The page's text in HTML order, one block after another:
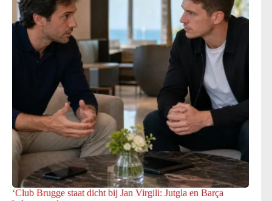
‘Club Brugge staat dicht bij Jan Virgili: Jutgla en Barça